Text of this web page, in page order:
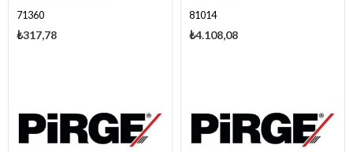
71360
₺317,78
81014
₺4.108,08